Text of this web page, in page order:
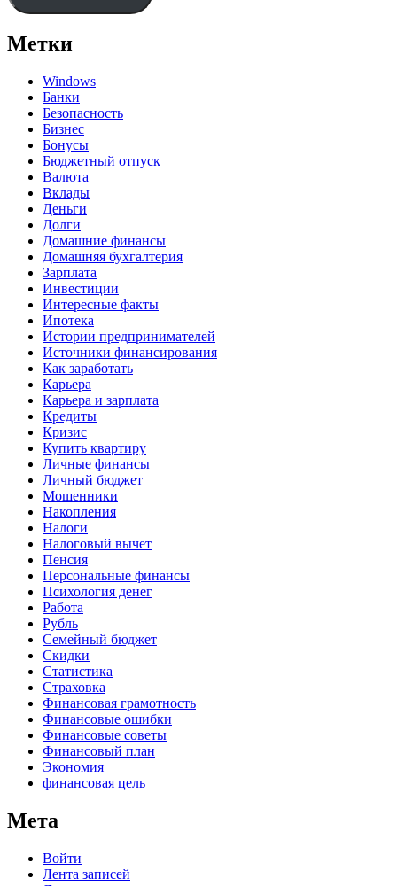
Метки
Windows
Банки
Безопасность
Бизнес
Бонусы
Бюджетный отпуск
Валюта
Вклады
Деньги
Долги
Домашние финансы
Домашняя бухгалтерия
Зарплата
Инвестиции
Интересные факты
Ипотека
Истории предпринимателей
Источники финансирования
Как заработать
Карьера
Карьера и зарплата
Кредиты
Кризис
Купить квартиру
Личные финансы
Личный бюджет
Мошенники
Накопления
Налоги
Налоговый вычет
Пенсия
Персональные финансы
Психология денег
Работа
Рубль
Семейный бюджет
Скидки
Статистика
Страховка
Финансовая грамотность
Финансовые ошибки
Финансовые советы
Финансовый план
Экономия
финансовая цель
Мета
Войти
Лента записей